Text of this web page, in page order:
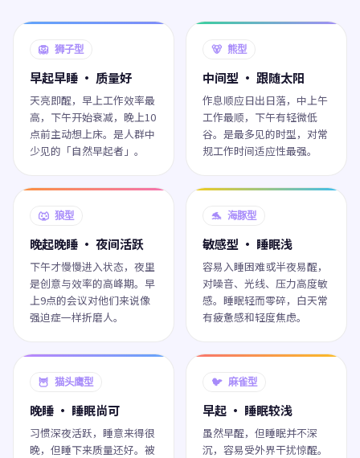
🦁 狮子型
早起早睡 · 质量好
天亮即醒，早上工作效率最
高，下午开始衰减，晚上10
点前主动想上床。是人群中
少见的「自然早起者」。
🐻 熊型
中间型 · 跟随太阳
作息顺应日出日落，中上午
工作最顺，下午有轻微低
谷。是最多见的时型，对常
规工作时间适应性最强。
🐺 狼型
晚起晚睡 · 夜间活跃
下午才慢慢进入状态，夜里
是创意与效率的高峰期。早
上9点的会议对他们来说像
强迫症一样折磨人。
🐬 海豚型
敏感型 · 睡眠浅
容易入睡困难或半夜易醒，
对噪音、光线、压力高度敏
感。睡眠轻而零碎，白天常
有疲惫感和轻度焦虑。
🦉 猫头鹰型
晚睡 · 睡眠尚可
习惯深夜活跃，睡意来得很
晚，但睡下来质量还好。被
🐦 麻雀型
早起 · 睡眠较浅
虽然早醒，但睡眠并不深
沉，容易受外界干扰惊醒。